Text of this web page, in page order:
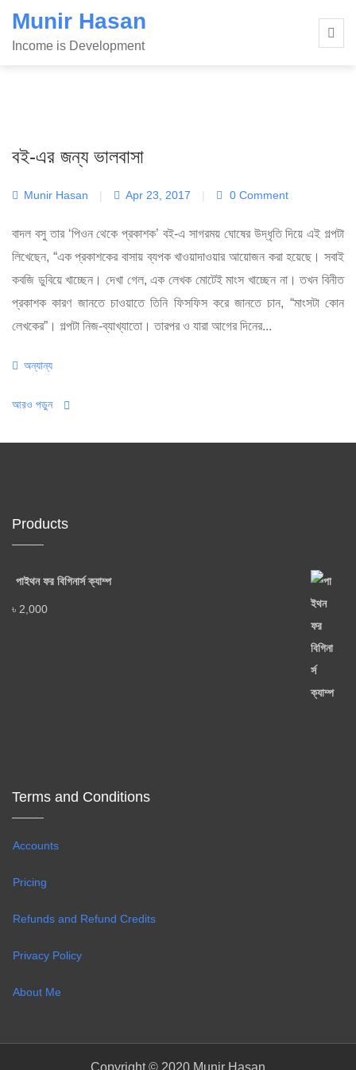
SkipMunir Hasan
Income is Development
বই-এর জন্য ভালবাসা
Munir Hasan | Apr 23, 2017 | 0 Comment
বাদল বসু তার ‘পিওন থেকে প্রকাশক’ বই-এ সাগরময় ঘোষের উদ্ধৃতি দিয়ে এই গল্পটা
লিখেছেন, “এক প্রকাশকের বাসায় ব্যপক খাওয়াদাওয়ার আয়োজন করা হয়েছে। সবাই
কবজি ডুবিয়ে খাচ্ছেন। দেখা গেল, এক লেখক মোটেই মাংস খাচ্ছেন না। তখন বিনীত
প্রকাশক কারণ জানতে চাওয়াতে তিনি ফিসফিস করে জানতে চান, “মাংসটা কোন
লেখকের”। গল্পটা নিজ-ব্যাখ্যাতো। তারপর ও যারা আগের দিনের...
Categories
অন্যান্য
আরও পড়ুন
Products
পাইথন ফর বিগিনার্স ক্যাম্প
৳ 2,000
Terms and Conditions
Accounts
Pricing
Refunds and Refund Credits
Privacy Policy
About Me